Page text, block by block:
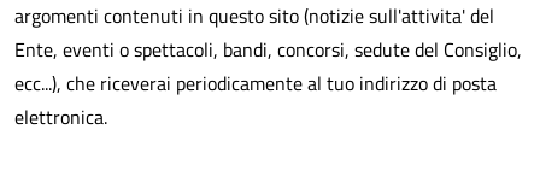
argomenti contenuti in questo sito (notizie sull'attivita' del
Ente, eventi o spettacoli, bandi, concorsi, sedute del Consiglio,
ecc...), che riceverai periodicamente al tuo indirizzo di posta
elettronica.